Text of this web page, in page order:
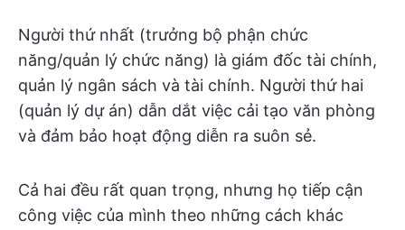
Người thứ nhất (trưởng bộ phận chức
năng/quản lý chức năng) là giám đốc tài chính,
quản lý ngân sách và tài chính. Người thứ hai
(quản lý dự án) dẫn dắt việc cải tạo văn phòng
và đảm bảo hoạt động diễn ra suôn sẻ.
Cả hai đều rất quan trọng, nhưng họ tiếp cận
công việc của mình theo những cách khác